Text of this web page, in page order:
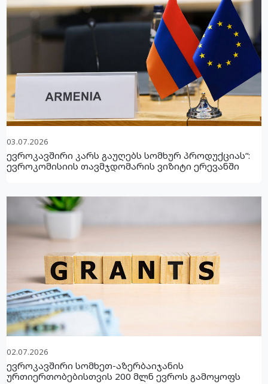
03.07.2026
ევროკავშირი კარს გაუღებს სომხურ პროდუქციას“:
ევროკომისიის თავმჯდომარის ვიზიტი ერევანში
02.07.2026
ევროკავშირი სომხეთ-აზერბაიჯანის
ურთიერთობებისთვის 200 მლნ ევროს გამოყოფს